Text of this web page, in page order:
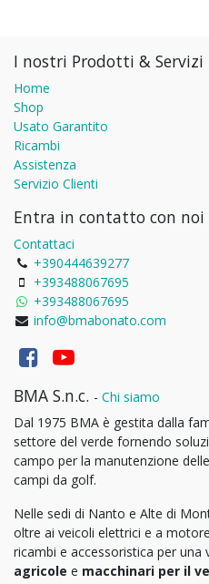
I nostri Prodotti & Servizi
Home
Shop
Usato Garantito
Ricambi
Assistenza
Servizio Clienti
Entra in contatto con noi
Contattaci
+390444639277
+393488067695
+393488067695
info@bmabonato.com
BMA S.n.c. - Chi siamo
Dal 1975 BMA è gestita dalla
settore del verde fornendo
campo per la manutenzione
campi da golf.
Nelle sedi di Nanto e Alte di
oltre ai veicoli elettrici e a
ricambi e accessoristica per una
agricole e macchinari per il